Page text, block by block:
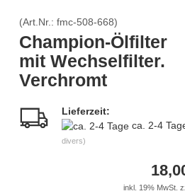
(Art.Nr.: fmc-508-668)
Champion-Ölfilter
mit Wechselfilter.
Verchromt
Lieferzeit:
ca. 2-4
divers)
inkl. 19% MwSt.